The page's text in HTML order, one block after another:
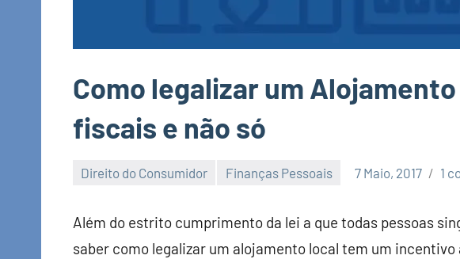
Como legalizar um
fiscais e não só
Direito do Consumidor Finanças Pessoais 7 Maio, 2017
Finanças
1
Além do estrito cumprimento da lei a que todas pessoas
saber como legalizar um alojamento local tem um